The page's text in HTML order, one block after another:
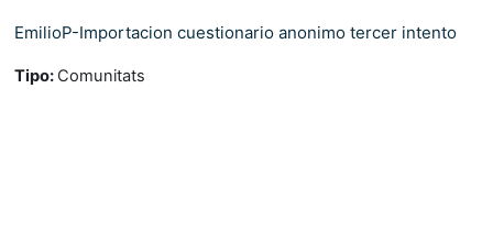
EmilioP-Importacion cuestionario anonimo tercer intento
Tipo: Comunitats